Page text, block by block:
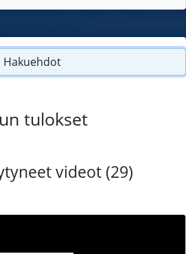
Hakuehdot
tulokset
videot (29)